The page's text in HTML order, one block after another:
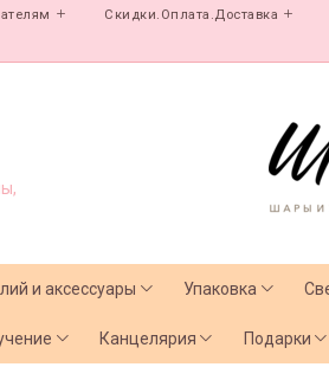
Скидки.Оплата.Доставка
и аксессуары Упаковка
Канцелярия Подарки